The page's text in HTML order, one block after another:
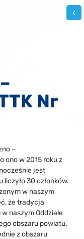
Nr
–
ono w 2015 roku z
jest
liczyło 30 członków.
w naszym
że tradycja
w naszym Oddziale
obszaru powiatu.
z obszaru